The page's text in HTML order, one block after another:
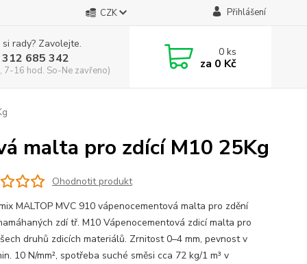
CZK Přihlášení
rady? Zavolejte.
685 342
7-16 hod. So-Ne zavřeno)
0ks
za 0 Kč
malta pro zdící M10 25Kg
Ohodnotit produkt
MALTOP MVC 910 vápenocementová malta pro zdění
zdí tř. M10 Vápenocementová zdicí malta pro
druhů zdicích materiálů. Zrnitost 0–4 mm, pevnost v
10 N/mm², spotřeba suché směsi cca 72 kg/1 m³ v